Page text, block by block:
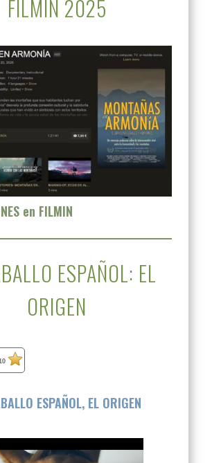
FILMIN 2025
en FILMIN
ESPAÑOL: EL
ORIGEN
ESPAÑOL, EL ORIGEN